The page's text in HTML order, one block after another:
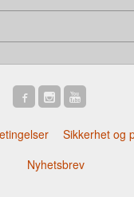
Sikkerhet og
Nyhetsbrev